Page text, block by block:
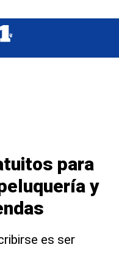
para
y
es ser